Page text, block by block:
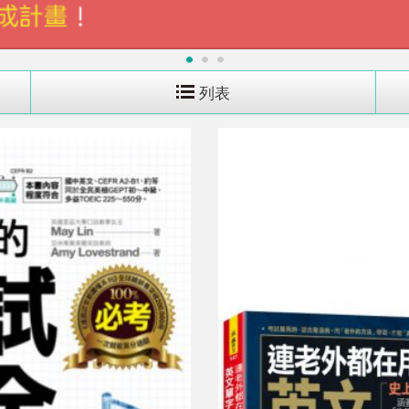
1 2 3
列表